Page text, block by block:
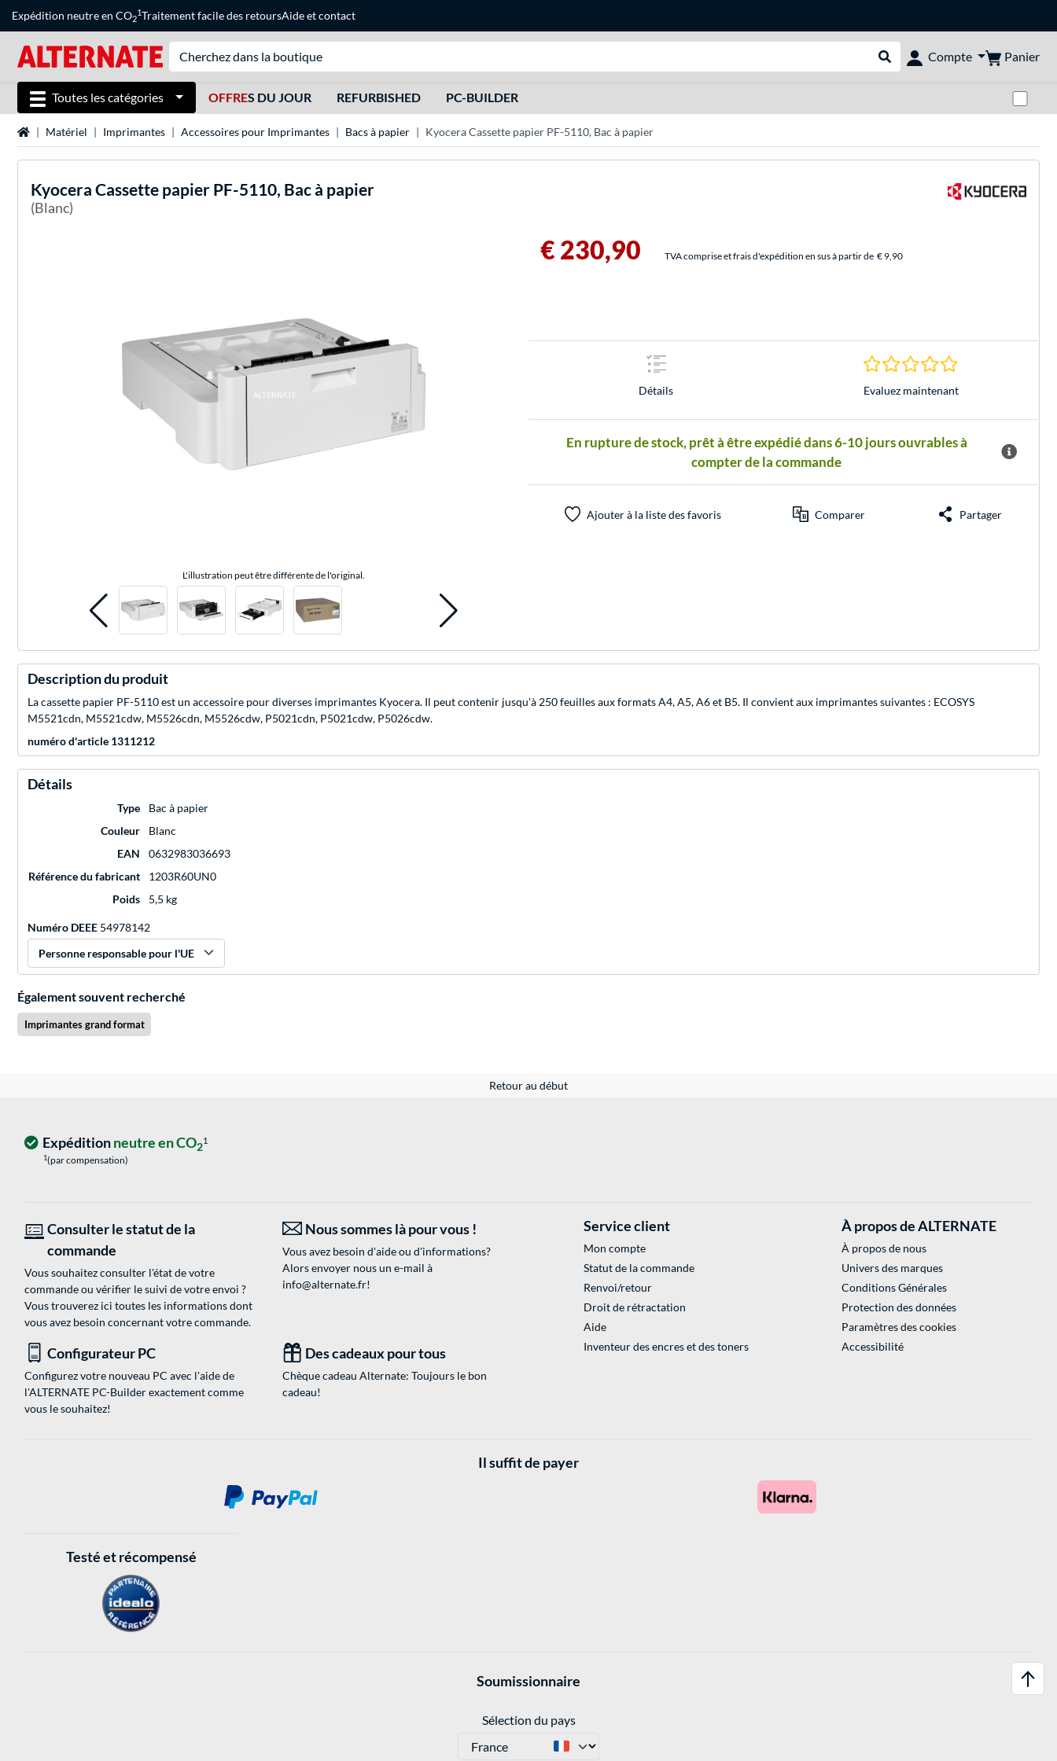
Expédition neutre en CO2
1Traitement facile des retoursAideetcontact
Rechercher dans le shop
Compte Panier
Toutes les catégories OFFRES DU JOUR REFURBISHED PC-BUILDER
Page d'accueil
Matériel Imprimantes Accessoires pour Imprimantes Bacs à papier Kyocera Cassette papier PF-5110, Bac à papier
Kyocera Cassette papier PF-5110, Bac à papier
(Blanc)
L'illustration peut être différente de l'original.
€ 230,90 TVA comprise et frais d'expédition en sus à partir de € 9,90
Détails
0.0 Étoiles à 0
Evaluez maintenant
En rupture de stock, prêt à être expédié dans 6-10 jours ouvrables à
compter de la commande
Ajouter à la liste des favoris Comparer Partager
Description du produit
La cassette papier PF-5110 est un accessoire pour diverses imprimantes Kyocera. Il peut contenir jusqu'à 250 feuilles aux formats A4, A5, A6 et B5. Il convient aux imprimantes suivantes : ECOSYS
M5521cdn, M5521cdw, M5526cdn, M5526cdw, P5021cdn, P5021cdw, P5026cdw.
numéro d'article 1311212
Détails
Type
Bac à papier
Couleur
Blanc
EAN
0632983036693
Référence du fabricant
1203R60UN0
Poids
5,5 kg
Numéro DEEE 54978142
Personne responsable pour l'UE
Également souvent recherché
Imprimantes grand format
Retour au début
Expéditionneutre en CO21
1(par compensation)
Consulter le statut de la
commande
Vous souhaitez consulter l'état de votre
commande ou vérifier le suivi de votre envoi ?
Vous trouverez ici toutes les informations dont
vous avez besoin concernant votre commande.
Nous sommes là pour vous !
Vous avez besoin d'aide ou d'informations?
Alors envoyer nous un e-mail à
info@alternate.fr!
Configurateur PC
Configurez votre nouveau PC avec l'aide de
l'ALTERNATE PC-Builder exactement comme
vous le souhaitez!
Des cadeaux pour tous
Chèque cadeau Alternate: Toujours le bon
cadeau!
Service client
Mon compte
Statut de la commande
Renvoi/retour
Droit de rétractation
Aide
Inventeur des encres et des toners
À propos de ALTERNATE
À propos de nous
Univers des marques
Conditions Générales
Protection des données
Paramètres des cookies
Accessibilité
Il suffit de payer
Testé et récompensé
Soumissionnaire
Sélection du pays